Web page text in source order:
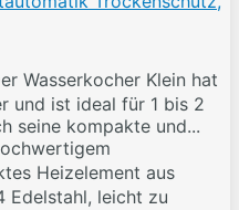
Wasserkocher Klein hat
und ist ideal für 1 bis 2
seine kompakte und...
Heizelement aus
Edelstahl, leicht zu